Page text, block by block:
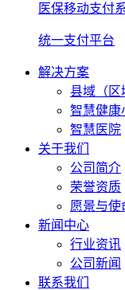
医保移动支付
统一支付平台
解决方案
县域（区
智慧健康
智慧医院
关于我们
公司简介
荣誉资质
愿景与使
新闻中心
行业资讯
公司新闻
联系我们